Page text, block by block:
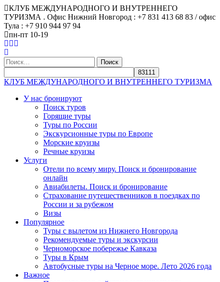
КЛУБ МЕЖДУНАРОДНОГО И ВНУТРЕННЕГО
ТУРИЗМА . Офис Нижний Новгород : +7 831 413 68 83 / офис
Тула : +7 910 944 97 94
пн-пт 10-19
Найти:
КЛУБ МЕЖДУНАРОДНОГО И ВНУТРЕННЕГО ТУРИЗМА
У нас бронируют
Поиск туров
Горящие туры
Туры по России
Экскурсионные туры по Европе
Морские круизы
Речные круизы
Услуги
Отели по всему миру. Поиск и бронирование
онлайн
Авиабилеты. Поиск и бронирование
Страхование путешественников в поездках по
России и за рубежом
Визы
Популярное
Туры с вылетом из Нижнего Новгорода
Рекомендуемые туры и экскурсии
Черноморское побережье Кавказа
Туры в Крым
Автобусные туры на Черное море. Лето 2026 года
Важное